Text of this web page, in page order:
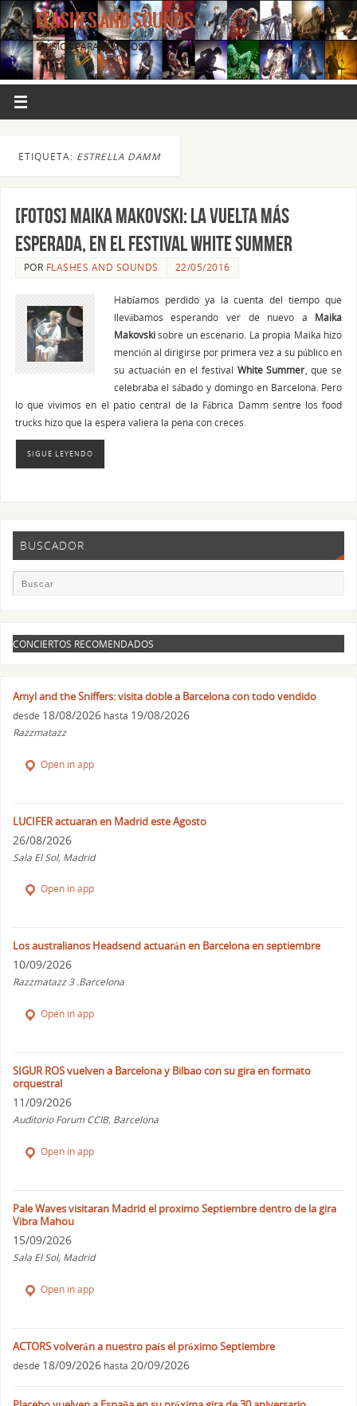
FLASHES AND SOUNDS
MÚSICA PARA LOS OJOS.
ETIQUETA: ESTRELLA DAMM
[FOTOS] MAIKA MAKOVSKI: la vuelta más
esperada, en el festival White Summer
POR FLASHES AND SOUNDS 22/05/2016
Habíamos perdido ya la cuenta del tiempo que
llevábamos esperando ver de nuevo a Maika
Makovskisobre un escenario. La propia Maika hizo
mención al dirigirse por primera vez a su público en
su actuación en el festival White Summer, que se
celebraba el sábado y domingo en Barcelona. Pero
lo que vivimos en el patio central de la Fábrica Damm sentre los food
trucks hizo que la espera valiera la pena con creces.
SIGUE LEYENDO
BUSCADOR
CONCIERTOS RECOMENDADOS
Amyl and the Sniffers: visita doble a Barcelona con todo vendido
desde 18/08/2026 hasta 19/08/2026
Razzmatazz
Open in app
LUCIFER actuaran en Madrid este Agosto
26/08/2026
Sala El Sol, Madrid
Open in app
Los australianos Headsend actuarán en Barcelona en septiembre
10/09/2026
Razzmatazz 3 .Barcelona
Open in app
SIGUR ROS vuelven a Barcelona y Bilbao con su gira en formato
orquestral
11/09/2026
Auditorio Forum CCIB, Barcelona
Open in app
Pale Waves visitaran Madrid el proximo Septiembre dentro de la gira
Vibra Mahou
15/09/2026
Sala El Sol, Madrid
Open in app
ACTORS volverán a nuestro país el próximo Septiembre
desde 18/09/2026 hasta 20/09/2026